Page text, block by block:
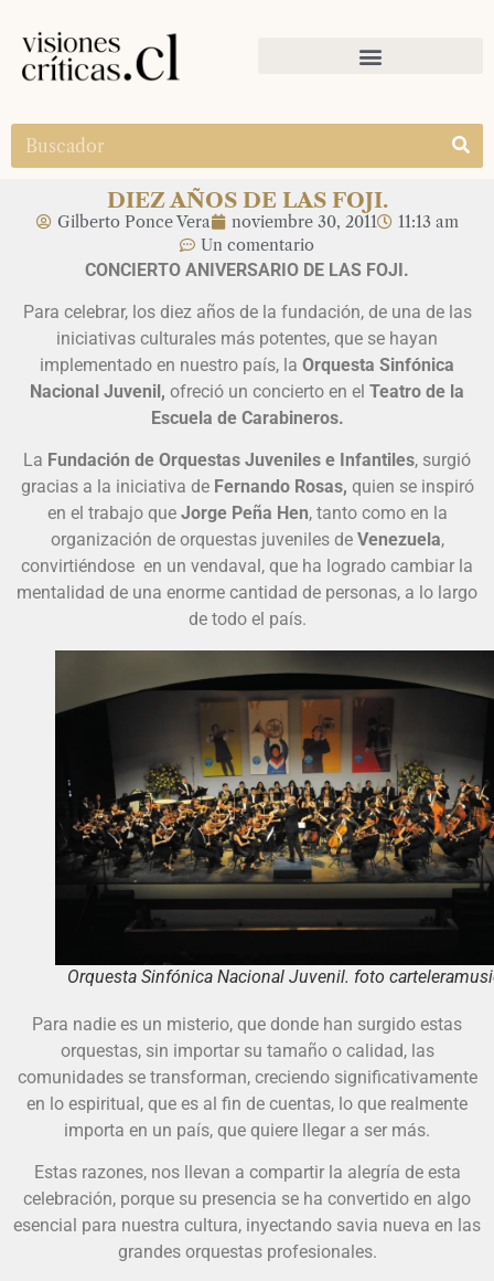
DIEZ AÑOS DE LAS FOJI.
Gilberto Ponce Vera noviembre 30, 2011
11:13 am
Un comentario
CONCIERTO ANIVERSARIO DE LAS FOJI.
Para celebrar, los diez años de la fundación, de una de las
iniciativas culturales más potentes, que se hayan
implementado en nuestro país, la Orquesta Sinfónica
Nacional Juvenil, ofreció un concierto en el Teatro de la
Escuela de Carabineros.
La Fundación de Orquestas Juveniles e Infantiles, surgió
gracias a la iniciativa de Fernando Rosas, quien se inspiró
en el trabajo queJorge Peña Hen, tanto como en la
organización de orquestas juveniles de Venezuela,
convirtiéndose en un vendaval, que ha logrado cambiar la
mentalidad de una enorme cantidad de personas, a lo largo
de todo el país.
Orquesta Sinfónica Nacional Juvenil. foto
Para nadie es un misterio, que donde han surgido estas
orquestas, sin importar su tamaño o calidad, las
comunidades se transforman, creciendo significativamente
en lo espiritual, que es al fin de cuentas, lo que realmente
importa en un país, que quiere llegar a ser más.
Estas razones, nos llevan a compartir la alegría de esta
celebración, porque su presencia se ha convertido en algo
esencial para nuestra cultura, inyectando savia nueva en las
grandes orquestas profesionales.